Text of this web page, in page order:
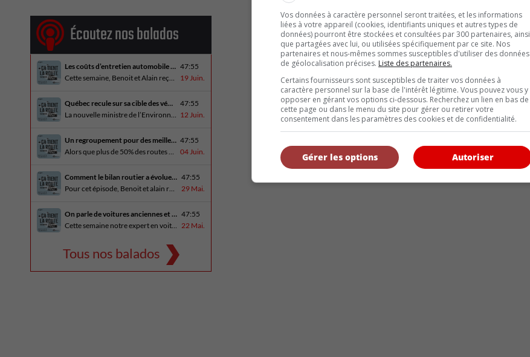
Écoutez nos balados
Les coûts d’entretien automobile en hausse
Cette semaine, Benoit et Alain reçoivent Alain Blondeau, propriétaire d’un atelier mécanique qui parle de la nouvelle réalité des coûts d’entretien en automobile. En essai routier, Alain a cinq propositions estivales et Benoit a pris la route avec une BMW i4 M60 pour ce dernier épisode de la saison. Bon été à tous!
47:55
19 Juin.
Québec recule sur sa cible des véhicules électriques
La nouvelle ministre de l’Environnement et de la Lutte contre les changements climatiques, Pascale Déry, doit confirmer que les VZE représenteront désormais 80% des ventes de véhicules neufs en 2035. Benoit et Alain en discutent avec Daniel Breton. Ils reçoivent également Bertrand Godin, qui parle d’Élégance Trois-Rivières. En essai routier Alain a roulé le Mitsubishi [...]
47:55
12 Juin.
Un regroupement pour des meilleures routes au Québec
Alors que plus de 50% des routes sont en mauvais état, le regroupement pour des meilleures routes au Québec voit le jour. Dans cet épisode, Benoit et Alain discutent avec Me Caroline Amireault, directrice générale de l’Association des constructeurs de routes et grands travaux du Québec. En essai routier Alain prend la route avec le [...]
47:55
04 Juin.
Comment le bilan routier a évoluer depuis 1973
Pour cet épisode, Benoit et alain reçoivent une porte parole de la SAAQ, Geneviève Côté, qui parle de l’actuelle campagne publicitaire au sujet du bilan routier et des gestes concrets pour diminuer les décès sur nos routes. On parle aussi au président de Lexus Canada, Martin Gilbert, de la nouvelle Lexus ES. En essai routier, [...]
47:55
29 Mai.
On parle de voitures anciennes et du nouveau Kia Seltos 2027
Cette semaine notre expert en voitures anciennes André Fitzback vient donner des trucs pour ne pas perdre ses enjoliveurs sur nos vieilles voitures. Benoit revient de la Corée du Sud et nous offre un essai exclusif du Kia Seltos 2027 qui arrive plus tard cet été et Alain a fait l’essai du Toyota Tundra hybride.
47:55
22 Mai.
Tous nos balados
Vos données à caractère personnel seront traitées, et les informations
liées à votre appareil (cookies, identifiants uniques et autres types de
données) pourront être stockées et consultées par 300 partenaires, ainsi
que partagées avec lui, ou utilisées spécifiquement par ce site. Nos
partenaires et nous-mêmes sommes susceptibles d'utiliser des données
de géolocalisation précises. Liste des partenaires.
Certains fournisseurs sont susceptibles de traiter vos données à
caractère personnel sur la base de l'intérêt légitime. Vous pouvez vous y
opposer en gérant vos options ci-dessous. Recherchez un lien en bas de
cette page ou dans le menu du site pour gérer ou retirer votre
consentement dans les paramètres des cookies et de confidentialité.
Autoriser
Gérer les options